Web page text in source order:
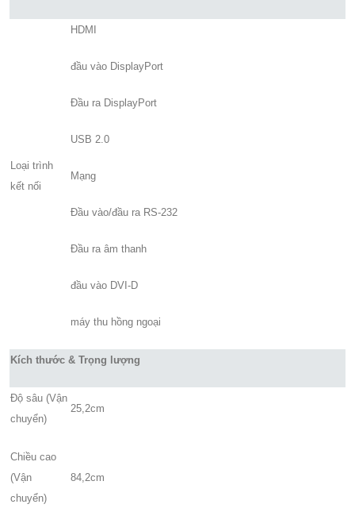
Loại trình
kết nối
HDMI
đầu vào DisplayPort
Đầu ra DisplayPort
USB 2.0
Mạng
Đầu vào/đầu ra RS-232
Đầu ra âm thanh
đầu vào DVI-D
máy thu hồng ngoại
Kích thước & Trọng lượng
Độ sâu (Vận
chuyển)
25,2cm
Chiều cao
(Vận
chuyển)
84,2cm